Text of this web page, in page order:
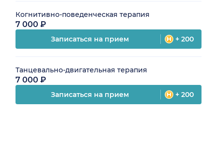
Когнитивно-поведенческая терапия
7 000 ₽
Записаться на прием + 200
Танцевально-двигательная терапия
7 000 ₽
Записаться на прием + 200